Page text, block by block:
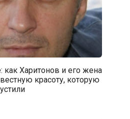
Харитонов и его жена
красоту, которую